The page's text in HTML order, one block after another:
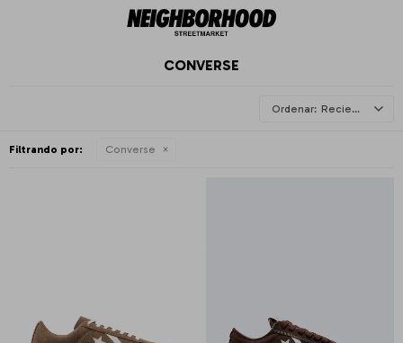
CONVERSE
Recientes
Filtrando por: Converse